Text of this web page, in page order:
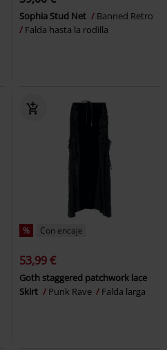
Sophia Stud Net
Banned Retro
Falda hasta la rodilla
% Con encaje
53,99 €
Goth staggered patchwork lace
Skirt
Punk Rave Falda larga